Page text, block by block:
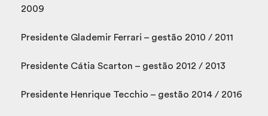
2009
Presidente Glademir Ferrari – gestão 2010 / 2011
Presidente Cátia Scarton – gestão 2012 / 2013
Presidente Henrique Tecchio – gestão 2014 / 2016